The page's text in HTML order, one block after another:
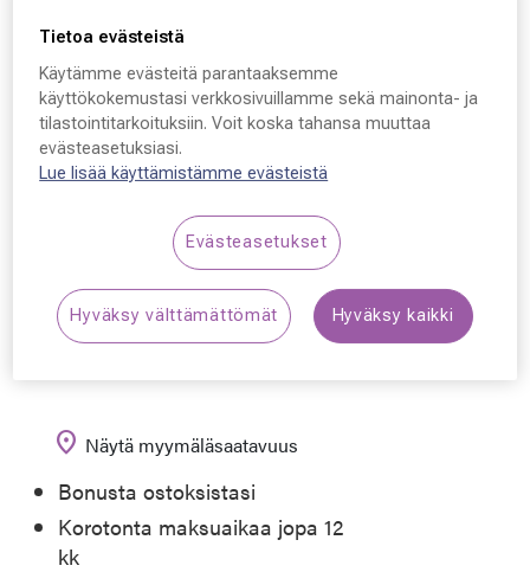
SafeVision
SafeVision SVSS11,
SILV 57 - 18 - 140
Varaa aika optikolle
location_on Näytä myymäläsaatavuus
Bonusta ostoksistasi
Korotonta maksuaikaa jopa 12
kk
Tietoa evästeistä
Käytämme evästeitä parantaaksemme
käyttökokemustasi verkkosivuillamme sekä mainonta- ja
tilastointitarkoituksiin. Voit koska tahansa muuttaa
evästeasetuksiasi.
Lue lisää käyttämistämme evästeistä
Evästeasetukset
Hyväksy välttämättömät Hyväksy kaikki